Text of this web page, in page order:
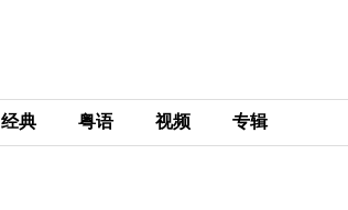
经典 粤语 视频 专辑